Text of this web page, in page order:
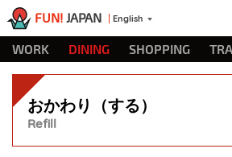
FUN! JAPAN English
WORK DINING SHOPPING
おかわり（する）
Refill